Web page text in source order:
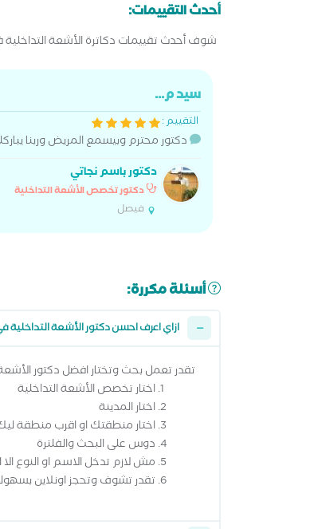
أحدث التقييمات:
شوف أحدث تقييمات دكاترة الأشعة
سيد م...
التقييم :
دكتور محترم وبيسمع المريض وربنا
دكتور باسم نجاتي
دكتور تخصص الأشعة التداخلية
فيصل
أسئلة مكررة:
ازاي اعرف احسن دكتور الأشعة التداخلية
تقدر تعمل بحث وتختار افضل دكتور
اختار تخصص الأشعة التداخلية
اختار المدينة
اختار منطقتك او اقرب منطقة
دوس على البحث والفلترة
مش لازم تدخل الاسم او النوع
تقدر تشوف وتحجز اونلاين